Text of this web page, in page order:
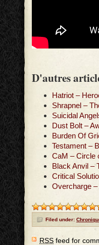
D'autres
Hatriot –
Shrapnel –
Suicidal
Dust Bolt –
Burden Of
Testament –
CaM – Circle
Black Anvil –
Critical
Overcharge
Filed under:
RSS feed for